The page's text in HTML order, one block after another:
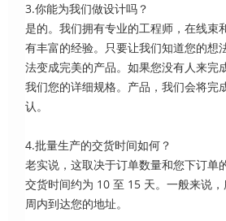
3.你能为我们做设计吗？
是的。我们拥有专业的工程师，在线束
有丰富的经验。只要让我们知道您的想
法变成完美的产品。如果您没有人来完
我们您的详细规格。产品，我们会将完
认。
4.批量生产的交货时间如何？
老实说，这取决于订单数量和您下订单
交货时间约为 10 至 15 天。一般来说
周内到达您的地址。